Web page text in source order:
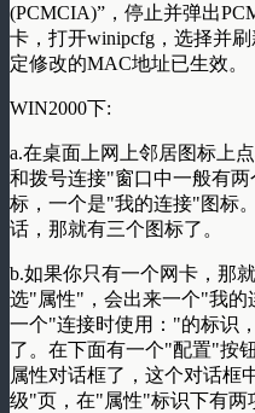
(PCMCIA)”，停止并弹出
卡，打开winipcfg，选择并
定修改的MAC地址已生效。
WIN2000下:
a.在桌面上网上邻居图标上
和拨号连接"窗口中一般有
标，一个是"我的连接"图标
话，那就有三个图标了。
b.如果你只有一个网卡，那
选"属性"，会出来一个"我的
一个"连接时使用："的标识
了。在下面有一个"配置"按
属性对话框了，这个对话框
级"页，在"属性"标识下有两